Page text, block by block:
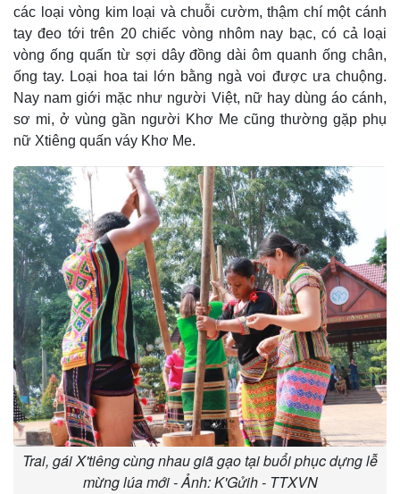
các loại vòng kim loại và chuỗi cườm, thậm chí một cánh
tay đeo tới trên 20 chiếc vòng nhôm nay bạc, có cả loại
vòng ống quấn từ sợi dây đồng dài ôm quanh ống chân,
ống tay. Loại hoa tai lớn bằng ngà voi được ưa chuộng.
Nay nam giới mặc như người Việt, nữ hay dùng áo cánh,
sơ mi, ở vùng gần người Khơ Me cũng thường gặp phụ
nữ Xtiêng quấn váy Khơ Me.
Trai, gái X'tiêng cùng nhau giã gạo tại buổi phục dựng lễ
mừng lúa mới - Ảnh: K'Gửih - TTXVN